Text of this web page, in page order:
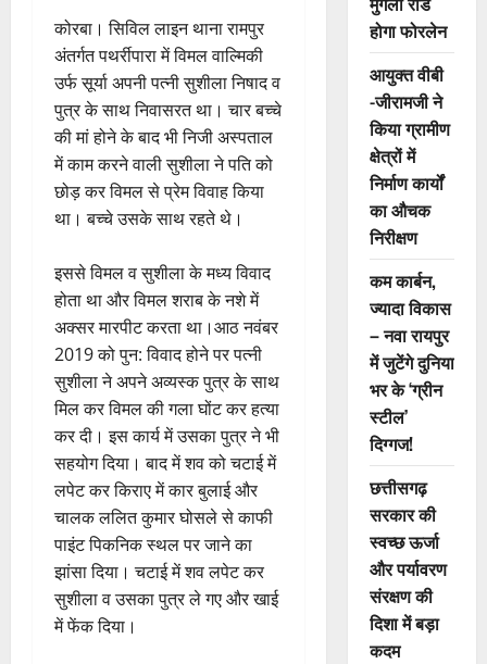
कोरबा। सिविल लाइन थाना रामपुर
अंतर्गत पथर्रीपारा में विमल वाल्मिकी
उर्फ सूर्या अपनी पत्नी सुशीला निषाद व
पुत्र के साथ निवासरत था। चार बच्चे
की मां होने के बाद भी निजी अस्पताल
में काम करने वाली सुशीला ने पति को
छोड़ कर विमल से प्रेम विवाह किया
था। बच्चे उसके साथ रहते थे।
इससे विमल व सुशीला के मध्य विवाद
होता था और विमल शराब के नशे में
अक्सर मारपीट करता था।आठ नवंबर
2019 को पुन: विवाद होने पर पत्नी
सुशीला ने अपने अव्यस्क पुत्र के साथ
मिल कर विमल की गला घोंट कर हत्या
कर दी। इस कार्य में उसका पुत्र ने भी
सहयोग दिया। बाद में शव को चटाई में
लपेट कर किराए में कार बुलाई और
चालक ललित कुमार घोसले से काफी
पाइंट पिकनिक स्थल पर जाने का
झांसा दिया। चटाई में शव लपेट कर
सुशीला व उसका पुत्र ले गए और खाई
में फेंक दिया।
होगा फोरलेन
आयुक्त वीबी
-जीरामजी ने
किया ग्रामीण
क्षेत्रों में
निर्माण कार्यों
का औचक
निरीक्षण
कम कार्बन,
ज्यादा विकास
– नवा रायपुर
में जुटेंगे दुनिया
भर के ‘ग्रीन
स्टील’
दिग्गज!
छत्तीसगढ़
सरकार की
स्वच्छ ऊर्जा
और पर्यावरण
संरक्षण की
दिशा में बड़ा
कदम